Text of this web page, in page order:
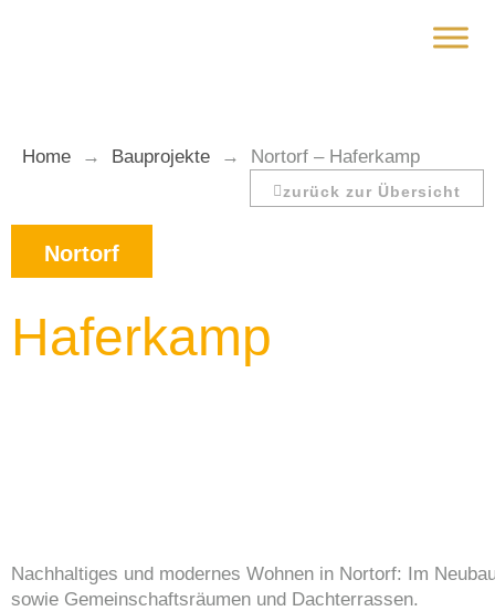
Home → Bauprojekte → Nortorf – Haferkamp
Nortorf
Haferkamp
zurück zur Übersicht
Nachhaltiges und modernes Wohnen in Nortorf: Im
sowie Gemeinschaftsräumen und Dachterrassen.